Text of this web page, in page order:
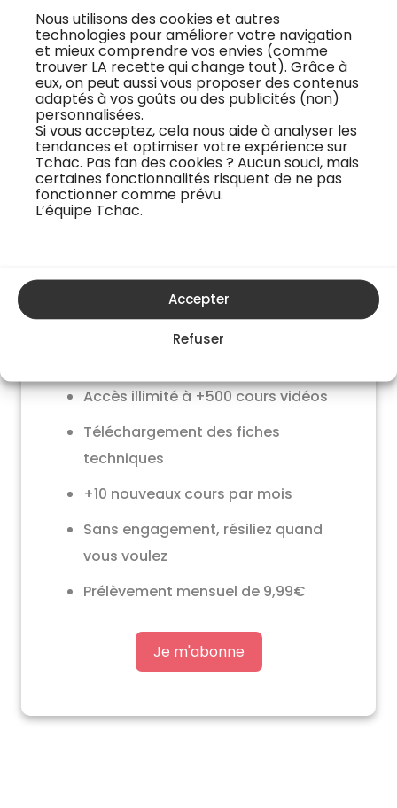
Nous utilisons des cookies et autres
technologies pour améliorer votre navigation
et mieux comprendre vos envies (comme
trouver LA recette qui change tout). Grâce à
eux, on peut aussi vous proposer des contenus
adaptés à vos goûts ou des publicités (non)
personnalisées.
Si vous acceptez, cela nous aide à analyser les
tendances et optimiser votre expérience sur
Tchac. Pas fan des cookies ? Aucun souci, mais
certaines fonctionnalités risquent de ne pas
fonctionner comme prévu.
L’équipe Tchac.
Accepter
Refuser
Engagement 12 mois
1 prélèvement annuel de120€48€
J'essaye gratuitement
Formule exploration
Accès illimité à +500 cours vidéos
Téléchargement des fiches
techniques
+10 nouveaux cours par mois
Sans engagement, résiliez quand
vous voulez
Prélèvement mensuel de 9,99€
Je m'abonne